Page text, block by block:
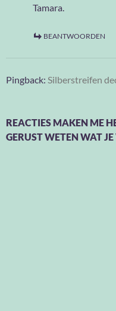
Tamara.
BEANTWOORDEN
Pingback: Silberstreifen
REACTIES MAKEN ME
GERUST WETEN WAT